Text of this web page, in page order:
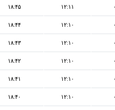
۱۲:۱۱ ۱۸:۴۵
۱۲:۱۰ ۱۸:۴۴
۱۲:۱۰ ۱۸:۴۳
۱۲:۱۰ ۱۸:۴۲
۱۲:۱۰ ۱۸:۴۱
۱۲:۱۰ ۱۸:۴۰